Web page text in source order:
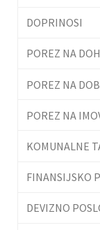
DOPRINOSI
POREZ NA
POREZ NA
POREZ NA
KOMUNALNE
FINANSIJSKO
DEVIZNO